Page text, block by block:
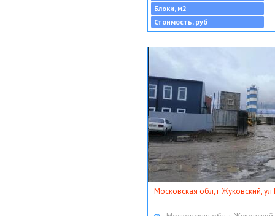
Блоки, м2
Стоимость, руб
Московская обл, г Жуковский,